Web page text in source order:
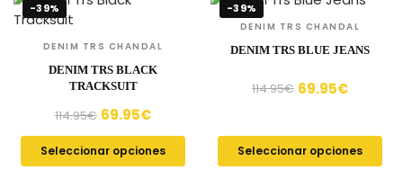
-39%
DENIM TRS CHANDAL
DENIM TRS BLACK
TRACKSUIT
114.95€ 69.95€
Seleccionar opciones
-39%
DENIM TRS CHANDAL
DENIM TRS BLUE JEANS
114.95€ 69.95€
Seleccionar opciones